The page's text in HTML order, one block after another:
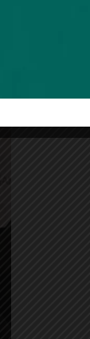
moment
els correus.